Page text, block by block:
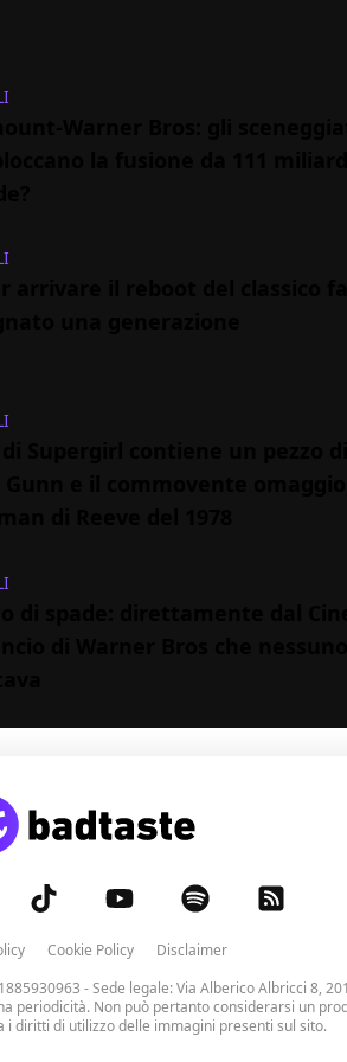
Warner Bros: gli
la fusione da 111
arrivare il reboot del classico
una generazione
Supergirl contiene un pezzo di
Gunn e il commovente omaggio
di Reeve del 1978
di spade: direttamente dal
di Warner Bros che nessuno
Cookie Policy
Disclaimer
- Sede legale: Via Alberico Albricci 8,
periodicità. Non può pertanto considerarsi un
i diritti di utilizzo delle immagini presenti sul sito.